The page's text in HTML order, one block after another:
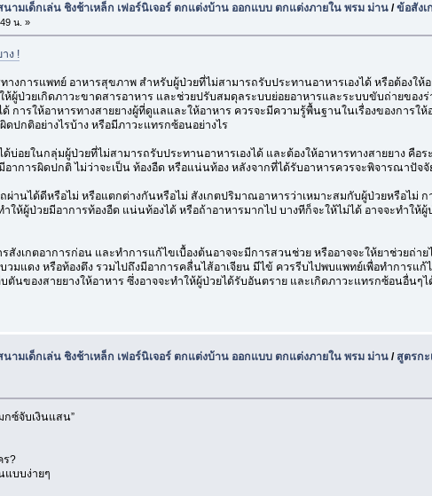
นามเด็กเล่น ชิงช้าเหล็ก เฟอร์นิเจอร์ ตกแต่งบ้าน ออกแบบ ตกแต่งภายใน พรม ม่าน /ข้อสังเ
น. »
ง !
างการแพทย์ อาหารสุขภาพ สำหรับผู้ป่วยที่ไม่สามารถรับประทานอาหารเองได้ หรือต้องให้
ห้ผู้ป่วยเกิดภาวะขาดสารอาหาร และช่วยปรับสมดุลระบบย่อยอาหารและระบบขับถ่ายของ
การให้อาหารทางสายยางผู้ที่ดูแลและให้อาหาร ควรจะมีความรู้พื้นฐานในเรื่องของการใ
ดปกติอย่างไรบ้าง หรือมีภาวะแทรกซ้อนอย่างไร
อยในกลุ่มผู้ป่วยที่ไม่สามารถรับประทานอาหารเองได้ และต้องให้อาหารทางสายยาง คือ
าการผิดปกติ ไม่ว่าจะเป็น ท้องอืด หรือแน่นท้อง หลังจากที่ได้รับอาหารควรจะพิจารณาปัจ
านได้ดีหรือไม่ หรือแตกต่างกันหรือไม่ สังเกตปริมาณอาหารว่าเหมาะสมกับผู้ป่วยหรือไม่
ำให้ผู้ป่วยมีอาการท้องอืด แน่นท้องได้ หรือถ้าอาหารมากไป บางทีก็จะให้ไม่ได้ อาจจะทำให้
สังเกตอาการก่อน และทำการแก้ไขเบื้องต้นอาจจะมีการสวนช่วย หรืออาจจะให้ยาช่วยถ่
มแดง หรือท้องตึง รวมไปถึงมีอาการคลื่นไส้อาเจียน มีไข้ ควรรีบไปพบแพทย์เพื่อทำการแก้
ตันของสายยางให้อาหาร ซึ่งอาจจะทำให้ผู้ป่วยได้รับอันตราย และเกิดภาวะแทรกซ้อนอื่น
นามเด็กเล่น ชิงช้าเหล็ก เฟอร์นิเจอร์ ตกแต่งบ้าน ออกแบบ ตกแต่งภายใน พรม ม่าน / สูตรกะ
กซ์จับเงินแสน”
ร?
แบบง่ายๆ